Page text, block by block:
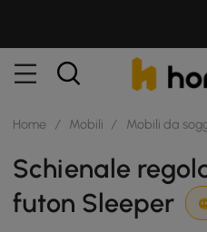
Home / Mobili / Mobili da
Schienale
futon Sleeper